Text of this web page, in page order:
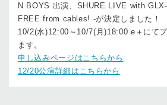
N BOYS 出演、SHURE LIVE with
FREE from cables! -が決定しました！
10/2(水)12:00～10/7(月)18:00 e＋にて
ます。
申し込みページはこちらから
12/20公演詳細はこちらから